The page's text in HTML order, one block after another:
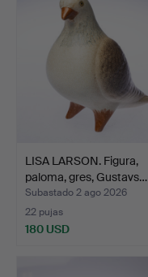
LISA LARSON. Figura,
paloma, gres, Gustavs…
Subastado 2 ago 2026
22 pujas
180 USD